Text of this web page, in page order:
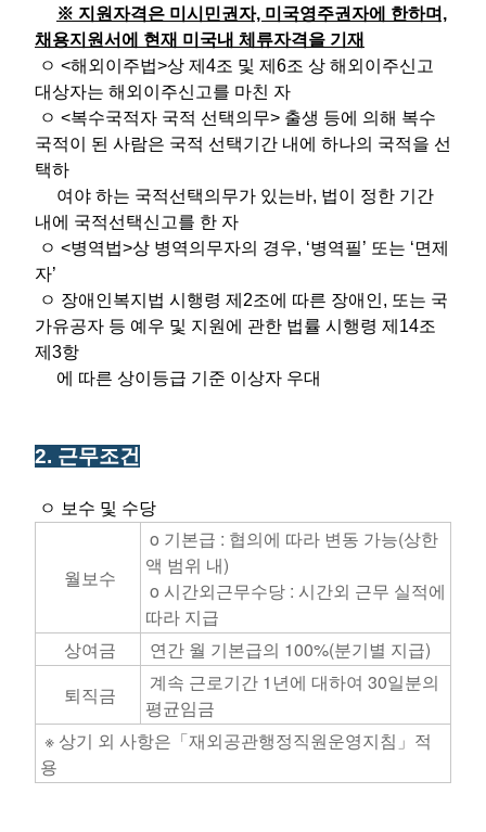
※ 지원자격은 미시민권자, 미국영주권자에 한하며,
채용지원서에 현재 미국내 체류자격을 기재
ㅇ <해외이주법>상 제4조 및 제6조 상 해외이주신고
대상자는 해외이주신고를 마친 자
ㅇ <복수국적자 국적 선택의무> 출생 등에 의해 복수
국적이 된 사람은 국적 선택기간 내에 하나의 국적을 선
택하
여야 하는 국적선택의무가 있는바, 법이 정한 기간
내에 국적선택신고를 한 자
ㅇ <병역법>상 병역의무자의 경우, ‘병역필’ 또는 ‘면제
자’
ㅇ 장애인복지법 시행령 제2조에 따른 장애인, 또는 국
가유공자 등 예우 및 지원에 관한 법률 시행령 제14조
제3항
에 따른 상이등급 기준 이상자 우대
​2. 근무조건
ㅇ 보수 및 수당
월보수
o 기본급 : 협의에 따라 변동 가능(상한
액 범위 내)
o 시간외근무수당 : 시간외 근무 실적에
따라 지급
상여금
연간 월 기본급의 100%(분기별 지급)
퇴직금
계속 근로기간 1년에 대하여 30일분의
평균임금
※ 상기 외 사항은「재외공관행정직원운영지침」적
용